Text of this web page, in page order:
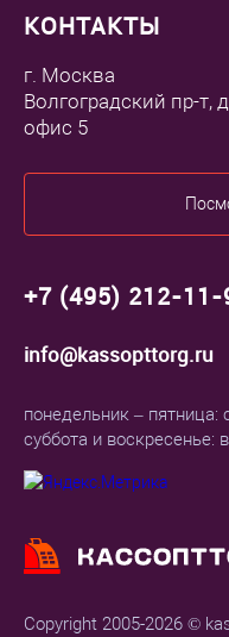
Copyright 2005-2026 ©
КОНТАКТЫ
г. Москва
Волгоградский пр-т,
офис 5
+7 (495) 212-11-
info@kassopttorg.ru
понедельник – пятница:
суббота и воскресенье: